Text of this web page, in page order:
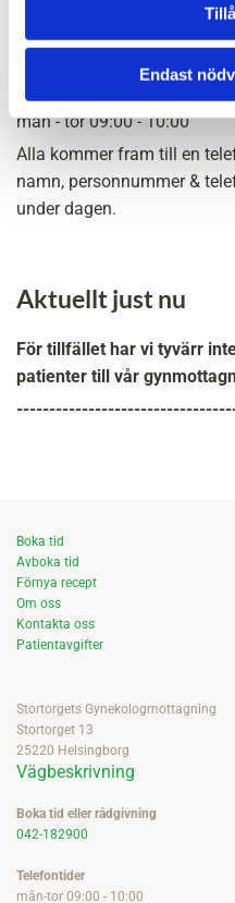
Endast
Fredagar enligt
mån - tor 09:00 - 10:00
Alla kommer fram till en
namn, personnummer &
under dagen.
Aktuellt just nu
För tillfället har vi tyvärr
patienter till vår
Boka tid
Avboka tid
Förnya recept
Om oss
Kontakta oss
Patientavgifter
Stortorgets Gynekologmottagning
Stortorget 13
25220 Helsingborg
Vägbeskrivning
Boka tid eller rådgivning
042-182900
Telefontider
mån-tor 09:00 - 10:00